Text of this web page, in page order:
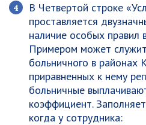
В Четвертой строке
проставляется
наличие особых правил
Примером может
больничного в районах
приравненных к нему
больничные
коэффициент.
когда у сотрудника: